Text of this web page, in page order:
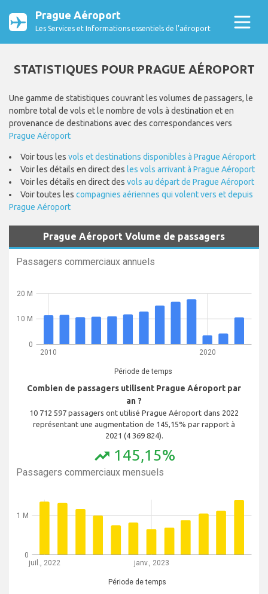
Prague Aéroport
Les Services et Informations essentiels de l’aéroport
STATISTIQUES POUR PRAGUE AÉROPORT
Une gamme de statistiques couvrant les volumes de passagers, le
nombre total de vols et le nombre de vols à destination et en
provenance de destinations avec des correspondances vers
Prague Aéroport
Voir tous les vols et destinations disponibles à Prague Aéroport
Voir les détails en direct des les vols arrivant à Prague Aéroport
Voir les détails en direct des vols au départ de Prague Aéroport
Voir toutes les compagnies aériennes qui volent vers et depuis
Prague Aéroport
Prague Aéroport Volume de passagers
Passagers commerciaux annuels
2010 2020
Période de temps
0
10 M
20 M
Combien de passagers utilisent Prague Aéroport par
an ?
10 712 597 passagers ont utilisé Prague Aéroport dans 2022
représentant une augmentation de 145,15% par rapport à
2021 (4 369 824).
trending_up 145,15%
Passagers commerciaux mensuels
juil., 2022 janv., 2023
Période de temps
0
1 M